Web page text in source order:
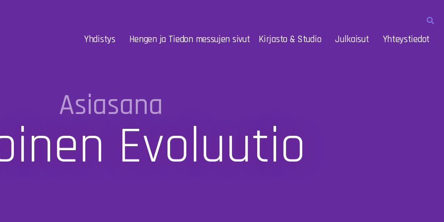
Yhdistys Hengen ja Tiedon messujen sivut Kirjasto & Studio Julkaisut Yhteystiedot
Asiasana
Evoluutio